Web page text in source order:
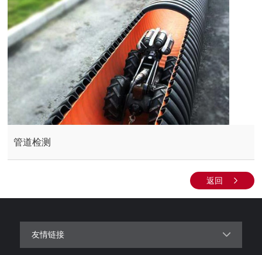
管道检测
返回
友情链接